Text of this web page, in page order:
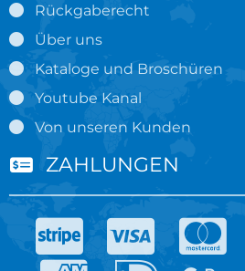
Rückgaberecht
Über uns
Kataloge und Broschüren
Youtube Kanal
Von unseren Kunden
ZAHLUNGEN